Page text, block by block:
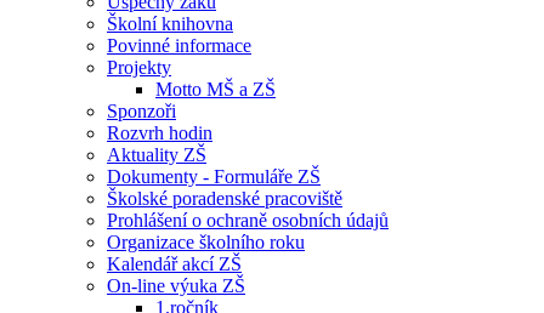
Školní knihovna
Povinné informace
Projekty
Motto MŠ a ZŠ
Sponzoři
Rozvrh hodin
Aktuality ZŠ
Dokumenty - Formuláře ZŠ
Školské poradenské pracoviště
Prohlášení o ochraně osobních údajů
Organizace školního roku
Kalendář akcí ZŠ
On-line výuka ZŠ
1.ročník